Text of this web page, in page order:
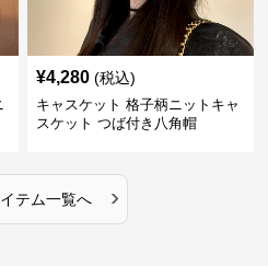
¥4,280 (税込)
キャスケット 格子柄ニットキャ
スケット つば付き八角帽
テム一覧へ ›